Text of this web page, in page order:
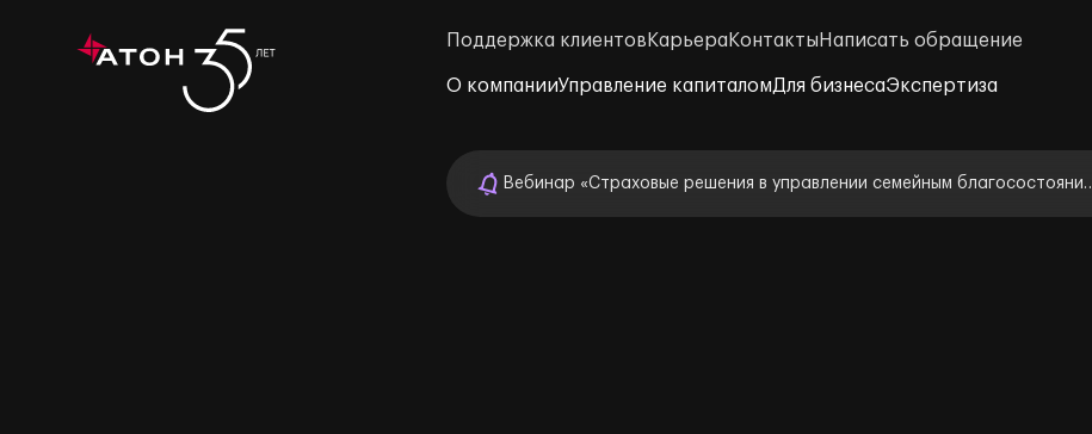
Поддержка клиентов Карьера Контакты Написать обращение
О компанииУправление капиталомДля бизнесаЭкспертиза
Вебинар «Страховые решения в управлении семейным благосостояние